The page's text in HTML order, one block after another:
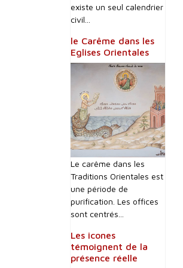
existe un seul calendrier
civil...
le Carême dans les
Eglises Orientales
Le carême dans les
Traditions Orientales est
une période de
purification. Les offices
sont centrés...
Les icones
témoignent de la
présence réelle